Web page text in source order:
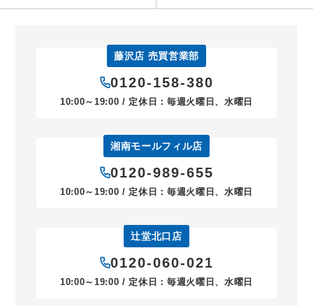
藤沢店 売買営業部
0120-158-380
10:00～19:00 / 定休日：毎週火曜日、水曜日
湘南モールフィル店
0120-989-655
10:00～19:00 / 定休日：毎週火曜日、水曜日
辻堂北口店
0120-060-021
10:00～19:00 / 定休日：毎週火曜日、水曜日